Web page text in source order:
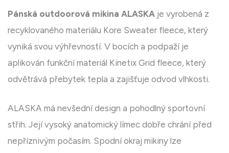
Pánská outdoorová mikina ALASKA je vyrobená z
recyklovaného materiálu Kore Sweater fleece, který
vyniká svou výhřevností. V bocích a podpaží je
aplikován funkční materiál Kinetix Grid fleece, který
odvětrává přebytek tepla a zajišťuje odvod vlhkosti.
ALASKA má nevšední design a pohodlný sportovní
střih. Její vysoký anatomický límec dobře chrání před
nepříznivým počasím. Spodní okraj mikiny lze